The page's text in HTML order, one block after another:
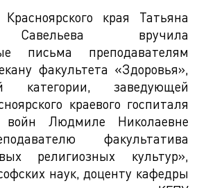
края Татьяна
вручила
письма преподавателям
факультета «Здоровья»,
категории, заведующей
краевого госпиталя
войн Людмиле Николаевне
факультатива
религиозных культур»,
наук, доценту кафедры